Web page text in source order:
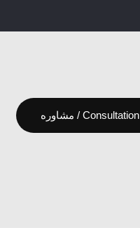
مشاوره / Consultation